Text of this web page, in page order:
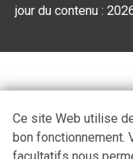
jour du contenu :
Ce site Web utilise
bon fonctionnement.